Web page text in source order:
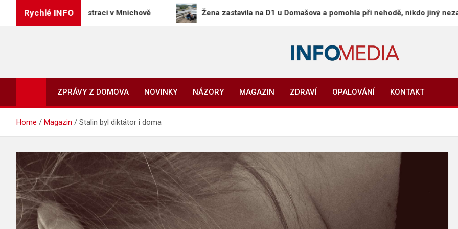
Rychlé INFO
na demonstraci v Mnichově Žena zastavila na D1 u Domašova a pomohla při nehodě, nikdo jiný nezastavil
Info-Media.cz
Zprávy, media a souvislosti dneška
ZPRÁVY Z DOMOVA
NOVINKY NÁZORY MAGAZIN ZDRAVÍ OPALOVÁNÍ KONTAKT
Home Magazin Stalin byl diktátor i doma